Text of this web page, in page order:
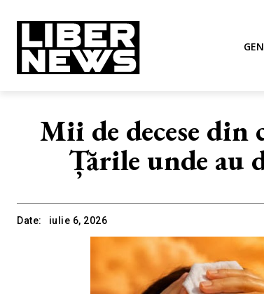
Mii de decese din
Țările unde au
Date: iulie 6, 2026